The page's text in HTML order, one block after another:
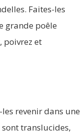
Faites-les
grande poêle
poivrez et
revenir dans une
sont translucides,